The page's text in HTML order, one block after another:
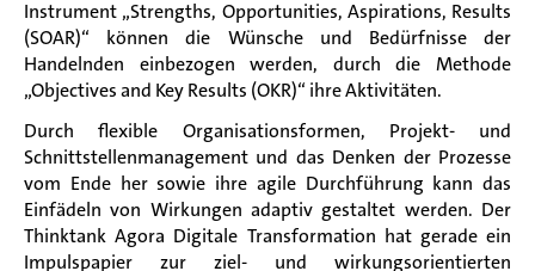
Instrument „Strengths, Opportunities, Aspirations, Results
(SOAR)“ können die Wünsche und Bedürfnisse der
Handelnden einbezogen werden, durch die Methode
„Objectives and Key Results (OKR)“ ihre Aktivitäten.
Durch flexible Organisationsformen, Projekt- und
Schnittstellenmanagement und das Denken der Prozesse
vom Ende her sowie ihre agile Durchführung kann das
Einfädeln von Wirkungen adaptiv gestaltet werden. Der
Thinktank Agora Digitale Transformation hat gerade ein
Impulspapier zur ziel- und wirkungsorientierten